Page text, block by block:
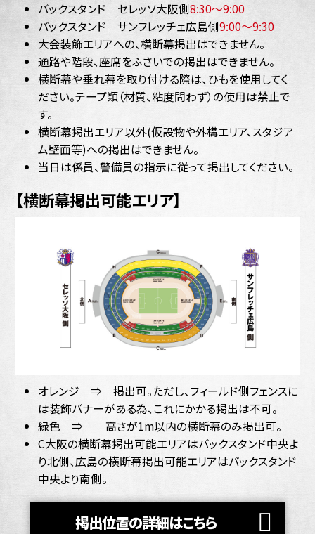
バックスタンド セレッソ大阪側8:30～9:00
バックスタンド サンフレッチェ広島側9:00～9:30
大会装飾エリアへの、横断幕掲出はできません。
通路や階段、座席をふさいでの掲出はできません。
横断幕や垂れ幕を取り付ける際は、ひもを使用してく
ださい。テープ類（材質、粘度問わず）の使用は禁止で
す。
横断幕掲出エリア以外(仮設物や外構エリア、スタジア
ム壁面等)への掲出はできません。
当日は係員、警備員の指示に従って掲出してください。
【横断幕掲出可能エリア】
オレンジ ⇒ 掲出可。ただし、フィールド側フェンスに
は装飾バナーがある為、これにかかる掲出は不可。
緑色 ⇒ 高さが1m以内の横断幕のみ掲出可。
C大阪の横断幕掲出可能エリアはバックスタンド中央よ
り北側、広島の横断幕掲出可能エリアはバックスタンド
中央より南側。
掲出位置の詳細はこちら